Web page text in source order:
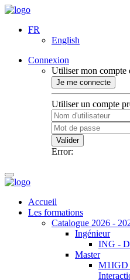
FR
English
Connexion
Utiliser mon compte
Je me connecte
Utiliser un compte
Valider
Error:
Accueil
Les formations
Catalogue 2026 -
Ingénieur
ING -
Master
M1IGD